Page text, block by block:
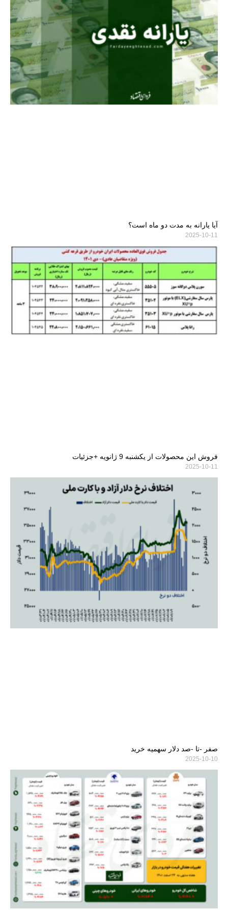
آیا یارانه به مدت دو ماه است؟
2025-10-11
فروش این محصولات از یکشنبه 9 ژانویه +جزئیات
2025-10-11
صفر -تا -صد دلار سهمیه خرید
2025-10-10